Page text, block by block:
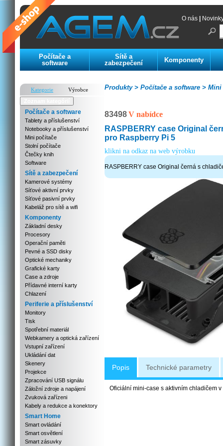
O nás
Počítače a
software
Sítě a
zabezpečení
Komponenty
Kategorie
Výrobce
Počítače a software
Tablety a příslušenství
Notebooky a příslušenství
Mini počítače
Stolní počítače
Čtečky knih
Software
Sítě a zabezpečení
Kamerové systémy
Síťové aktivní prvky
Síťové pasivní prvky
Kabeláž pro sítě a wifi
Komponenty
Základní desky
Procesory
Operační paměti
Pevné a SSD disky
Optické mechaniky
Grafické karty
Case a zdroje
Přídavné interní karty
Chlazení
Periferie a příslušenství
Monitory
Tisk
Spotřební materiál
Webkamery a optická zařízení
Vstupní zařízení
Ukládání dat
Skenery
Projekce
Zpracování USB signálu
Záložní zdroje a napájení
Zvuková zařízeni
Kabely a redukce a konektory
Smart Home
Smart ovládání
Smart osvětlení
Smart zásuvky
Mini
Počítače a software >
Produkty >
83498V nabídce
RASPBERRY case Original
pro Raspberry Pi 5
klikni na odkaz na web výrobku
RASPBERRY case Original černá s
Popis Technické parametry
Oficiální mini-case s aktivním chladičem